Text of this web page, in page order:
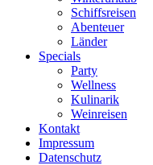
Schiffsreisen
Abenteuer
Länder
Specials
Party
Wellness
Kulinarik
Weinreisen
Kontakt
Impressum
Datenschutz